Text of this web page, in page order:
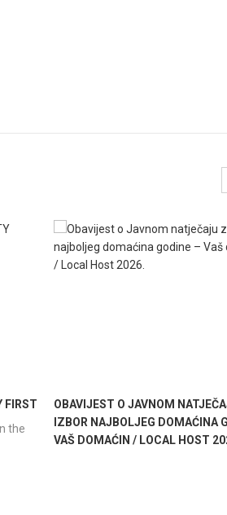
FIRST
the
OBAVIJEST O JAVNOM
IZBOR NAJBOLJEG DOMAĆINA
VAŠ DOMAĆIN / LOCAL HOST